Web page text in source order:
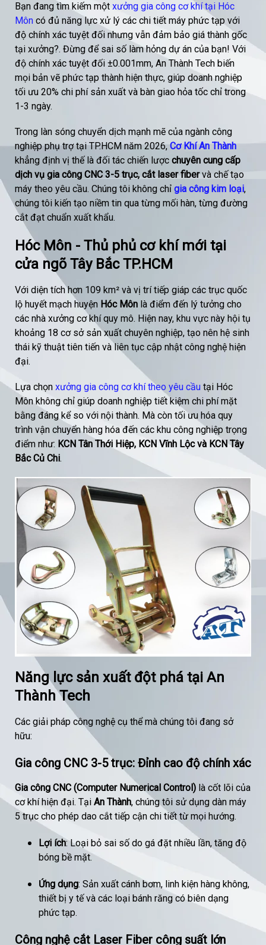
Bạn đang tìm kiếm một xưởng gia công cơ khí tại Hóc
Môn có đủ năng lực xử lý các chi tiết máy phức tạp với
độ chính xác tuyệt đối nhưng vẫn đảm bảo giá thành gốc
tại xưởng?. Đừng để sai số làm hỏng dự án của bạn! Với
độ chính xác tuyệt đối ±0.001mm, An Thành Tech biến
mọi bản vẽ phức tạp thành hiện thực, giúp doanh nghiệp
tối ưu 20% chi phí sản xuất và bàn giao hỏa tốc chỉ trong
1-3 ngày.
Trong làn sóng chuyển dịch mạnh mẽ của ngành công
nghiệp phụ trợ tại TP.HCM năm 2026,Cơ Khí An Thành
khẳng định vị thế là đối tác chiến lược chuyên cung cấp
dịch vụ gia công CNC 3-5 trục, cắt laser fibervà chế tạo
máy theo yêu cầu. Chúng tôi không chỉ gia công kim loại,
chúng tôi kiến tạo niềm tin qua từng mối hàn, từng đường
cắt đạt chuẩn xuất khẩu.
Hóc Môn - Thủ phủ cơ khí mới tại
cửa ngõ Tây Bắc TP.HCM
Với diện tích hơn 109 km² và vị trí tiếp giáp các trục quốc
lộ huyết mạch huyện Hóc Môn là điểm đến lý tưởng cho
các nhà xưởng cơ khí quy mô. Hiện nay, khu vực này hội tụ
khoảng 18 cơ sở sản xuất chuyên nghiệp, tạo nên hệ sinh
thái kỹ thuật tiên tiến và liên tục cập nhật công nghệ hiện
đại.
Lựa chọn xưởng gia công cơ khí theo yêu cầu tại Hóc
Môn không chỉ giúp doanh nghiệp tiết kiệm chi phí mặt
bằng đáng kể so với nội thành. Mà còn tối ưu hóa quy
trình vận chuyển hàng hóa đến các khu công nghiệp trọng
điểm như: KCN Tân Thới Hiệp, KCN Vĩnh Lộc và KCN Tây
Bắc Củ Chi.
Năng lực sản xuất đột phá tại An
Thành Tech
Các giải pháp công nghệ cụ thể mà chúng tôi đang sở
hữu:
Gia công CNC 3-5 trục: Đỉnh cao độ chính xác
Gia công CNC (Computer Numerical Control) là cốt lõi của
cơ khí hiện đại. Tại An Thành, chúng tôi sử dụng dàn máy
5 trục cho phép dao cắt tiếp cận chi tiết từ mọi hướng.
Lợi ích: Loại bỏ sai số do gá đặt nhiều lần, tăng độ
bóng bề mặt.
Ứng dụng: Sản xuất cánh bơm, linh kiện hàng không,
thiết bị y tế và các loại bánh răng có biên dạng
phức tạp.
Công nghệ cắt Laser Fiber công suất lớn